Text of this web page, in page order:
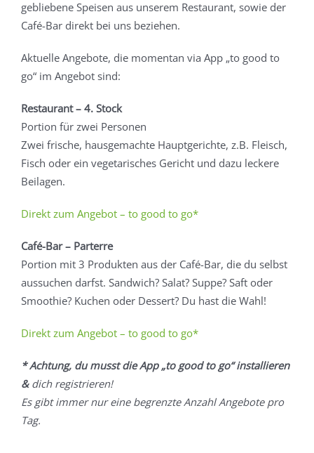
gebliebene Speisen aus unserem Restaurant, sowie der
Café-Bar direkt bei uns beziehen.
Aktuelle Angebote, die momentan via App „to good to
go“ im Angebot sind:
Restaurant – 4. Stock
Portion für zwei Personen
Zwei frische, hausgemachte Hauptgerichte, z.B. Fleisch,
Fisch oder ein vegetarisches Gericht und dazu leckere
Beilagen.
Direkt zum Angebot – to good to go*
Café-Bar – Parterre
Portion mit 3 Produkten aus der Café-Bar, die du selbst
aussuchen darfst. Sandwich? Salat? Suppe? Saft oder
Smoothie? Kuchen oder Dessert? Du hast die Wahl!
Direkt zum Angebot – to good to go*
* Achtung, du musst die App „to good to go“ installieren
& dich registrieren!
Es gibt immer nur eine begrenzte Anzahl Angebote pro
Tag.